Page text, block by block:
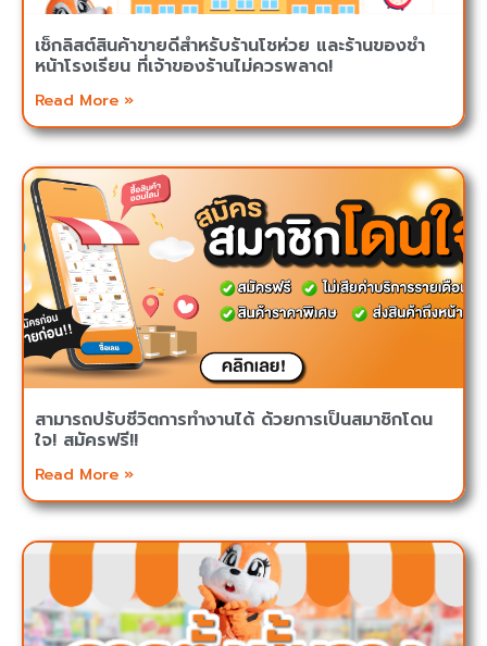
เช็กลิสต์สินค้าขายดีสำหรับร้านโชห่วย และร้านของชำ
หน้าโรงเรียน ที่เจ้าของร้านไม่ควรพลาด!
Read More »
สามารถปรับชีวิตการทำงานได้ ด้วยการเป็นสมาชิกโดน
ใจ! สมัครฟรี!!
Read More »